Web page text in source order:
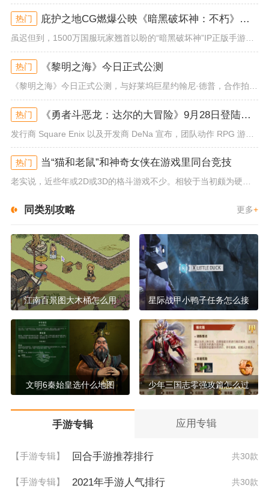
热门 庇护之地CG燃爆公映《暗黑破坏神：不朽》今日全平台上线
虽迟但到，1500万国服玩家翘首以盼的“暗黑破坏神”IP正版手游《暗黑破坏神：不朽》已于今日全平台上线！动作RPG王者再...
热门 《黎明之海》今日正式公测
热门 《勇者斗恶龙：达尔的大冒险》9月28日登陆苹果谷歌应用商店
发行商 Square Enix 以及开发商 DeNa 宣布，团队动作 RPG 游戏《勇者斗恶龙：达尔的大冒险 魂之绊》将...
热门 当“猫和老鼠”和神奇女侠在游戏里同台竞技
老实说，近些年或2D或3D的格斗游戏不少。相较于当初颇为硬核的难度。如今这类游戏大都以较低的游玩门槛，独特的技能机制吸引...
同类别攻略 更多+
江南百景图大木桶怎么用 星际战甲小鸭子任务怎么接
文明6秦始皇选什么地图 少年三国志零强攻篇怎么过
手游专辑 应用专辑
【手游专辑】 回合手游推荐排行 共30款
【手游专辑】 2021年手游人气排行 共30款